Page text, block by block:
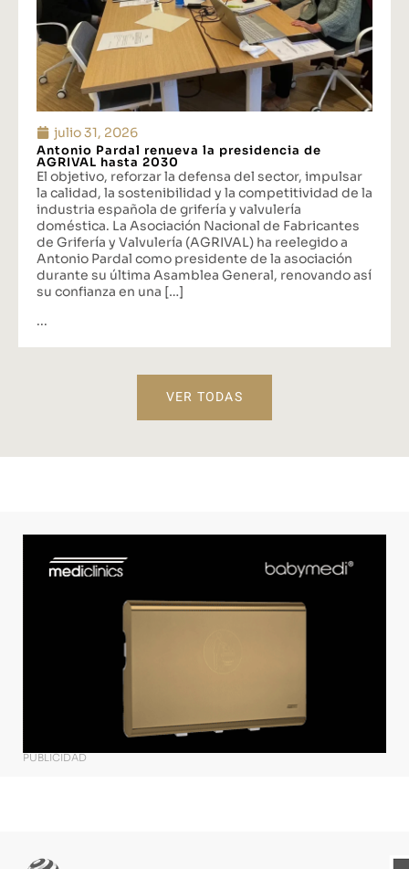
julio 31, 2026
Antonio Pardal renueva la presidencia de
AGRIVAL hasta 2030
El objetivo, reforzar la defensa del sector, impulsar
la calidad, la sostenibilidad y la competitividad de la
industria española de grifería y valvulería
doméstica. La Asociación Nacional de Fabricantes
de Grifería y Valvulería (AGRIVAL) ha reelegido a
Antonio Pardal como presidente de la asociación
durante su última Asamblea General, renovando así
su confianza en una […]
...
VER TODAS
PUBLICIDAD